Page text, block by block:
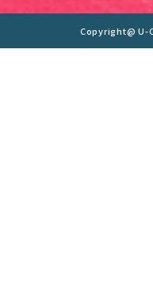
Copyright@ U-